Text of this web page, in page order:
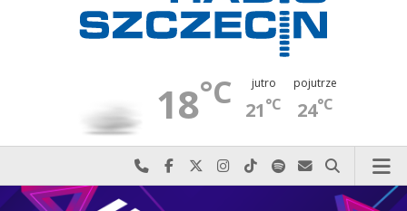
18°C jutro
21°C
pojutrze
24°C
Najlepiej po prostu do nas zadzwoń
Odwiedź nas na Facebook-u
Odwiedź nas na X
Odwiedź nas na Instagram-ie
Odwiedź nas na TikTok-u
Szukaj nas na Spotify
Wyślij do nas
Szukaj